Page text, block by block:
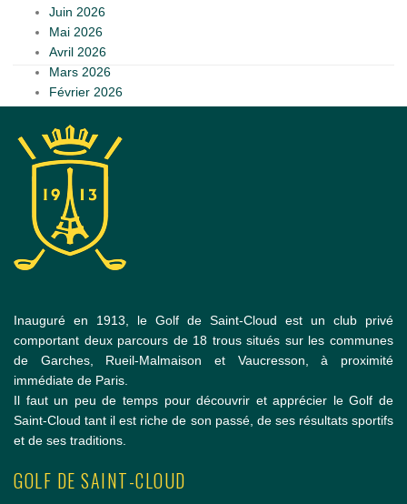
Juin 2026
Mai 2026
Avril 2026
Mars 2026
Février 2026
Inauguré en 1913, le Golf de Saint-Cloud est un club privé
comportant deux parcours de 18 trous situés sur les communes
de Garches, Rueil-Malmaison et Vaucresson, à proximité
immédiate de Paris.
Il faut un peu de temps pour découvrir et apprécier le Golf de
Saint-Cloud tant il est riche de son passé, de ses résultats sportifs
et de ses traditions.
GOLF DE SAINT-CLOUD